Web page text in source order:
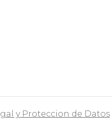
y Proteccion de Datos|